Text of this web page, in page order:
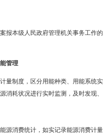
本级人民政府管理机关事务工作的
管理
制度，区分用能种类、用能系统实
消耗状况进行实时监测，及时发现、
消费统计，如实记录能源消费计量